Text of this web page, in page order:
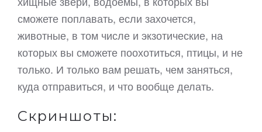
сможете поплавать, если захочется,
животные, в том числе и экзотические, на
которых вы сможете поохотиться, птицы, и не
только. И только вам решать, чем заняться,
куда отправиться, и что вообще делать.
Скриншоты: